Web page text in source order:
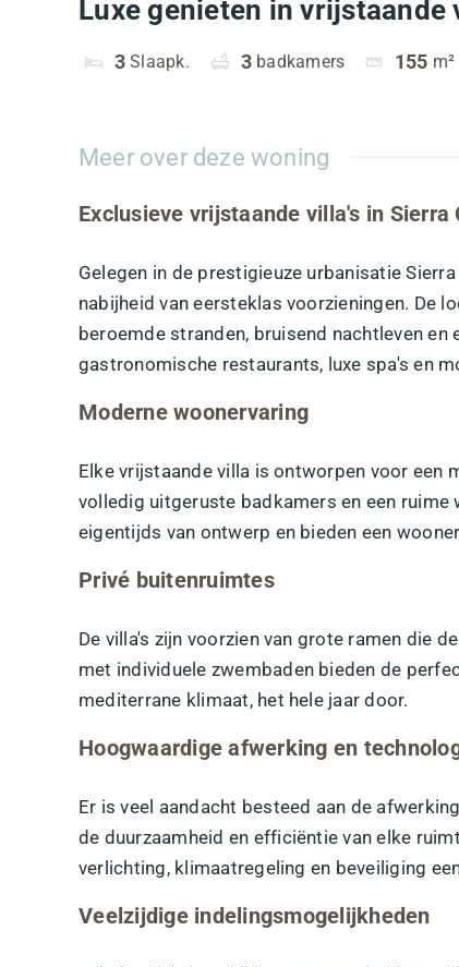
Luxe genieten in
3 Slaapk. 3 badkamers 155 m²
Meer over deze woning
Exclusieve vrijstaande villa's in Sierra
Gelegen in de prestigieuze urbanisatie
nabijheid van eersteklas voorzieningen. De
beroemde stranden, bruisend nachtleven
gastronomische restaurants, luxe spa's en
Moderne woonervaring
Elke vrijstaande villa is ontworpen voor een
volledig uitgeruste badkamers en een ruime
eigentijds van ontwerp en bieden een
Privé buitenruimtes
De villa's zijn voorzien van grote ramen die
met individuele zwembaden bieden de
mediterrane klimaat, het hele jaar door.
Hoogwaardige afwerking en
Er is veel aandacht besteed aan de
de duurzaamheid en efficiëntie van elke
verlichting, klimaatregeling en beveiliging
Veelzijdige indelingsmogelijkheden